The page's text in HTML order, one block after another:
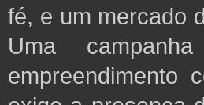
fé, e um mercado
Uma
empreendimento